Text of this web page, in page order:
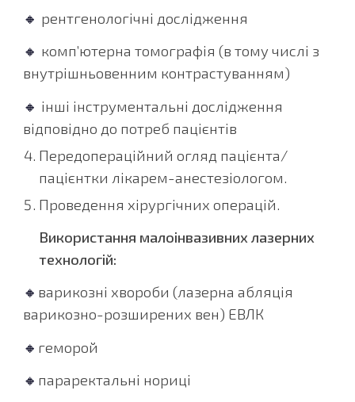
🔸 рентгенологічні дослідження
🔸 комп’ютерна томографія (в тому числі з
внутрішньовенним контрастуванням)
🔸 інші інструментальні дослідження
відповідно до потреб пацієнтів
Передопераційний огляд пацієнта/
пацієнтки лікарем-анестезіологом
Проведення хірургічних операцій.
Використання малоінвазивних лазерних
технологій:
🔸 варикозні хвороби (лазерна абляція
варикозно-розширених вен) ЕВЛК
🔸 геморой
🔸 параректальні нориці